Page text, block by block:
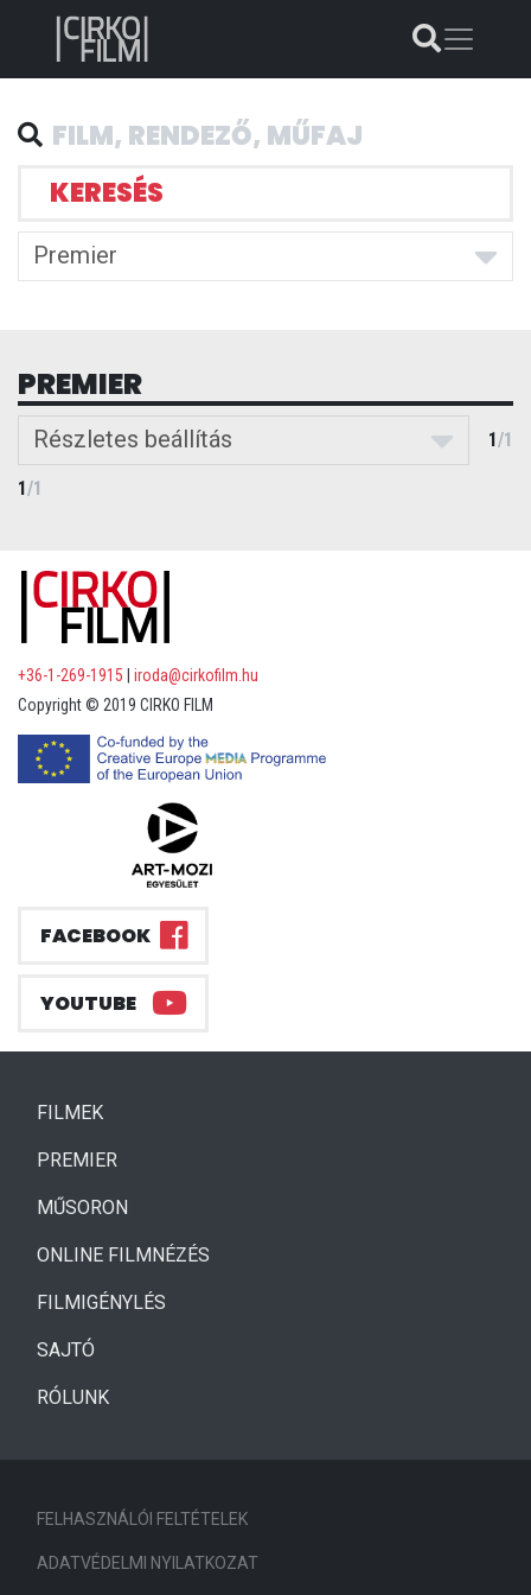
KERESÉS
Premier
PREMIER
Részletes beállítás 1/1
1/1
+36-1-269-1915
iroda@cirkofilm.hu
Copyright © 2019 CIRKO FILM
FACEBOOK
YOUTUBE
FILMEK(CURRENT)
PREMIER
MŰSORON
ONLINE FILMNÉZÉS
FILMIGÉNYLÉS
SAJTÓ
RÓLUNK
FELHASZNÁLÓI FELTÉTELEK
ADATVÉDELMI NYILATKOZAT